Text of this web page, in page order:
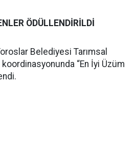
ÖDÜLLENDİRİLDİ
Belediyesi Tarımsal
“En İyi Üzüm